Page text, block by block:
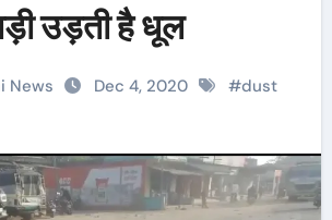
उड़ती है धूल
News Dec 4, 2020 #dust